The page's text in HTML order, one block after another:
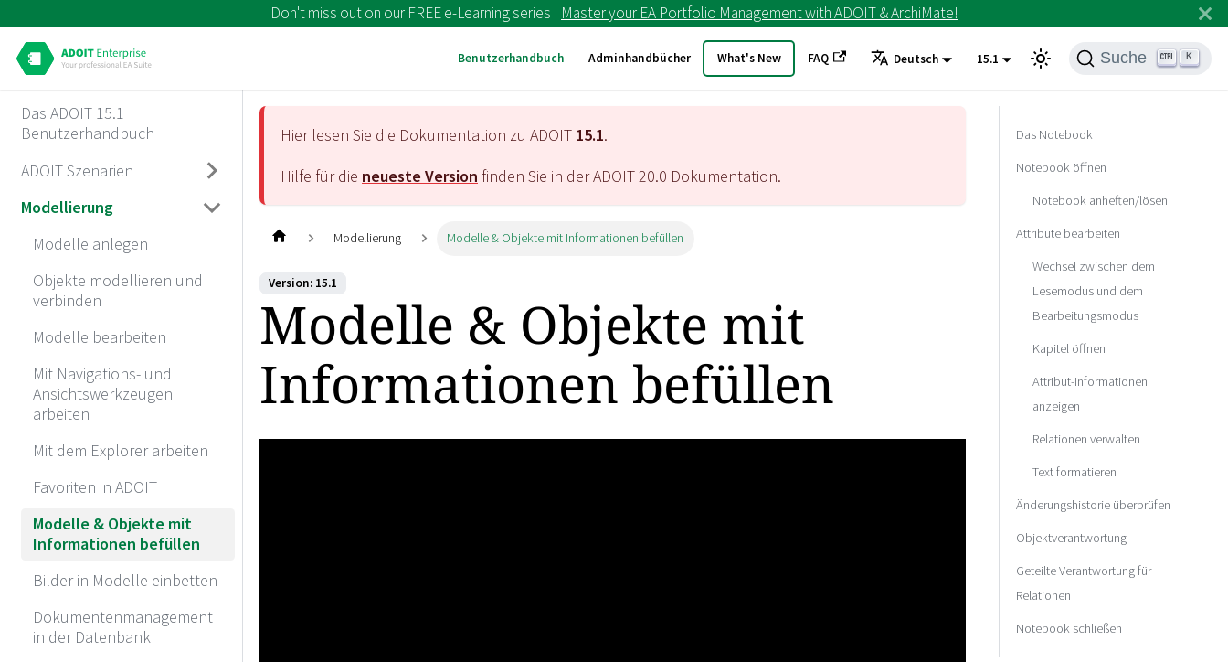
Don't miss out on our FREE e-Learning series | Master your EA Portfolio Management with ADOIT & ArchiMate!
Benutzerhandbuch Adminhandbücher What's New FAQ Deutsch 15.1 Suche K
Das ADOIT 15.1
Benutzerhandbuch
ADOIT Szenarien
Modellierung
Modelle anlegen
Objekte modellieren und
verbinden
Modelle bearbeiten
Mit Navigations- und
Ansichtswerkzeugen
arbeiten
Mit dem Explorer arbeiten
Favoriten in ADOIT
Modelle & Objekte mit
Informationen befüllen
Bilder in Modelle einbetten
Dokumentenmanagement
in der Datenbank
Hier lesen Sie die Dokumentation zu ADOIT 15.1.
Hilfe für die neueste Version finden Sie in der ADOIT20.0 Dokumentation.
Modellierung Modelle & Objekte mit Informationen befüllen
Version: 15.1
Modelle & Objekte mit
Informationen befüllen
Das Notebook
Notebook öffnen
Notebook anheften/lösen
Attribute bearbeiten
Wechsel zwischen dem
Lesemodus und dem
Bearbeitungsmodus
Kapitel öffnen
Attribut-Informationen
anzeigen
Relationen verwalten
Text formatieren
Änderungshistorie überprüfen
Objektverantwortung
Geteilte Verantwortung für
Relationen
Notebook schließen